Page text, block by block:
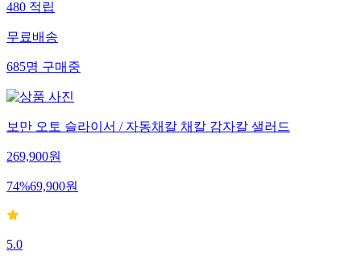
480적립
무료배송
685명구매중
보만 오토 슬라이서 / 자동채칼 채칼 감자칼 샐러드
269,900원
74%69,900원
5.0